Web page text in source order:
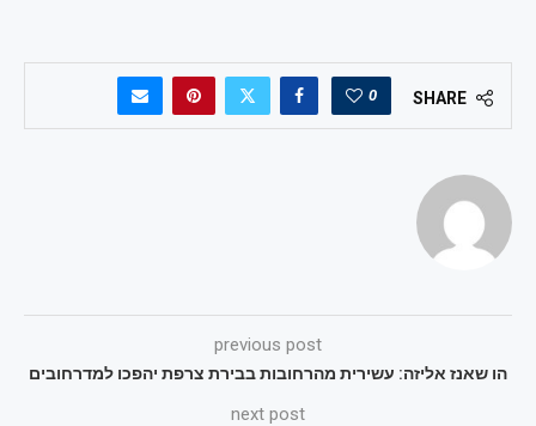
SHARE
0
previous post
הו שאנז אליזה: עשירית מהרחובות בבירת צרפת יהפכו למדרחובים
next post